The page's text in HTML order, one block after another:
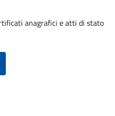
anagrafici e atti di stato